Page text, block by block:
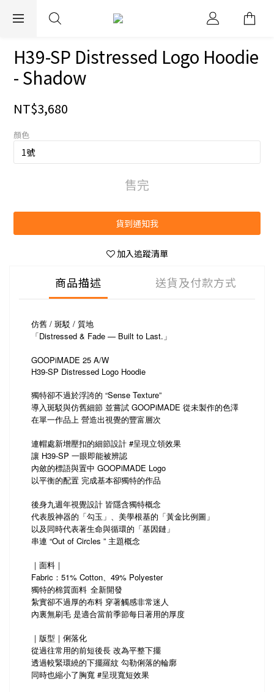
EXPRESS WORLDWIDE SHIPPING
H39-SP Distressed Logo Hoodie
- Shadow
NT$3,680
顏色
售完
貨到通知我
加入追蹤清單
商品描述 送貨及付款方式
仿舊 / 斑駁 / 質地
「Distressed & Fade — Built to Last.」
GOOPiMADE 25 A/W
H39-SP Distressed Logo Hoodie
獨特卻不過於浮誇的 “Sense Texture”
導入斑駁與仿舊細節 並嘗試 GOOPiMADE 從未製作的色澤
在單一作品上 營造出視覺的豐富層次
連帽處新增壓扣的細節設計 #呈現立領效果
讓 H39-SP 一眼即能被辨認
內斂的標語與置中 GOOPiMADE Logo
以平衡的配置 完成基本卻獨特的作品
後身九週年視覺設計 皆隱含獨特概念
代表股神器的「勾玉」、美學根基的「黃金比例圖」
以及同時代表著生命與循環的「基因鏈」
串連 “Out of Circles ” 主題概念
｜面料｜
Fabric：51% Cotton、49% Polyester
獨特的棉質面料 全新開發
紮實卻不過厚的布料 穿著觸感非常迷人
內裏無刷毛 是適合當前季節每日著用的厚度
｜版型｜俐落化
從過往常用的前短後長 改為平整下擺
透過較緊環繞的下擺羅紋 勾勒俐落的輪廓
同時也縮小了胸寬 #呈現寬短效果